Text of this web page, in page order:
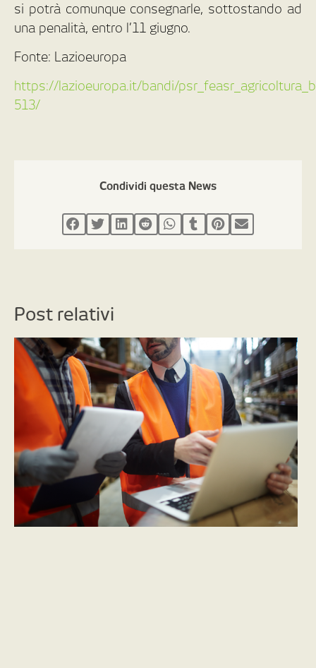
si potrà comunque consegnarle, sottostando ad
una penalità, entro l’11 giugno.
Fonte: Lazioeuropa
https://lazioeuropa.it/bandi/
513/
Condividi questa News
Post relativi